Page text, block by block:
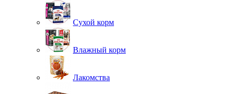
Сухой корм
Влажный корм
Лакомства